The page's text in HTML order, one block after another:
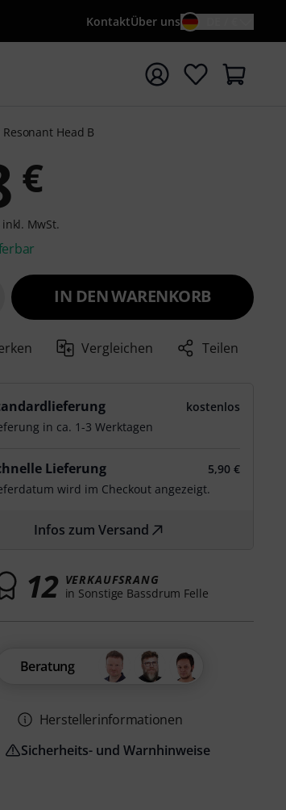
KontaktÜber uns
{searchTerm} starten
Head B
€
MwSt.
IN DEN WARENKORB
Vergleichen Teilen
kostenlos
in ca. 1-3 Werktagen
Lieferung
5,90 €
wird im Checkout angezeigt.
Infos zum Versand
12 VERKAUFSRANG
in Sonstige Bassdrum Felle
Beratung
Herstellerinformationen
Sicherheits- und Warnhinweise